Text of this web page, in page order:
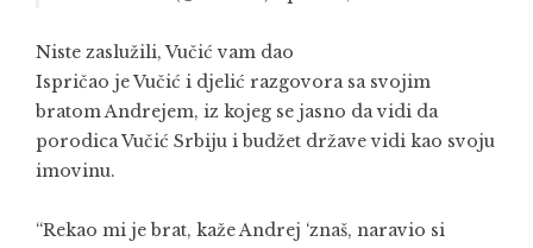
Niste zaslužili, Vučić vam dao
Ispričao je Vučić i djelić razgovora sa svojim
bratom Andrejem, iz kojeg se jasno da vidi da
porodica Vučić Srbiju i budžet države vidi kao svoju
imovinu.
“Rekao mi je brat, kaže Andrej ‘znaš, naravio si